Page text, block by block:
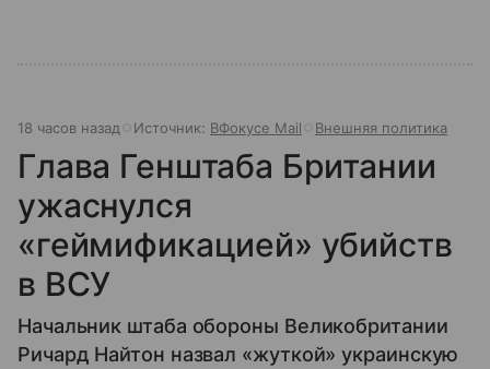
18 часов назад Источник: ВФокусе Mail Внешняя политика
Глава Генштаба Британии
ужаснулся
«геймификацией» убийств
в ВСУ
Начальник штаба обороны Великобритании
Ричард Найтон назвал «жуткой» украинскую